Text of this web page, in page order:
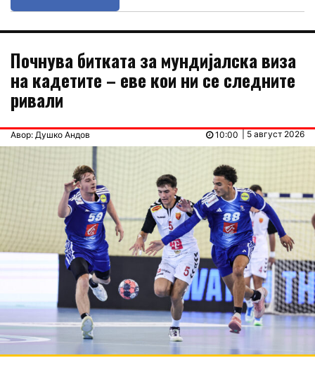
Почнува битката за мундијалска виза
на кадетите – еве кои ни се следните
ривали
Авор: Душко Андов | 5 август 2026
10:00